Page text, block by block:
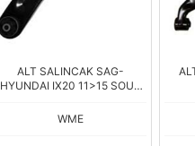
ALT SALINCAK SAG-
HYUNDAI IX20 11>15 SOUL
54501-2K6
WME